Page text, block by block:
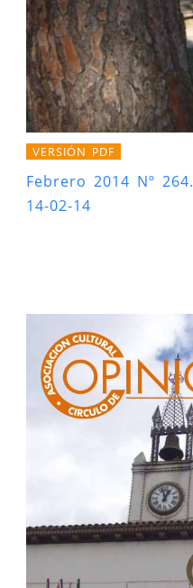
VERSIÓN PDF
Febrero 2014 Nº 264.
14-02-14